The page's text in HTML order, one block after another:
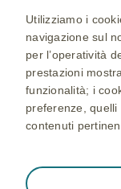
group of
realization:
Utilizziamo i
navigazione sul
per l’operatività
prestazioni
funzionalità; i
preferenze,
contenuti